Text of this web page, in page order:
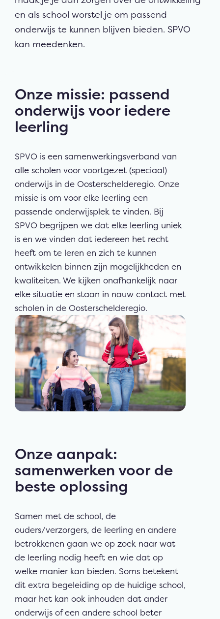
en als school worstel je om passend
onderwijs te kunnen blijven bieden. SPVO
kan meedenken.
Onze missie: passend
onderwijs voor iedere
leerling
SPVO is een samenwerkingsverband van
alle scholen voor voortgezet (speciaal)
onderwijs in de Oosterschelderegio. Onze
missie is om voor elke leerling een
passende onderwijsplek te vinden. Bij
SPVO begrijpen we dat elke leerling uniek
is en we vinden dat iedereen het recht
heeft om te leren en zich te kunnen
ontwikkelen binnen zijn mogelijkheden en
kwaliteiten. We kijken onafhankelijk naar
elke situatie en staan in nauw contact met
scholen in de Oosterschelderegio.
Onze aanpak:
samenwerken voor de
beste oplossing
Samen met de school, de
ouders/verzorgers, de leerling en andere
betrokkenen gaan we op zoek naar wat
de leerling nodig heeft en wie dat op
welke manier kan bieden. Soms betekent
dit extra begeleiding op de huidige school,
maar het kan ook inhouden dat ander
onderwijs of een andere school beter